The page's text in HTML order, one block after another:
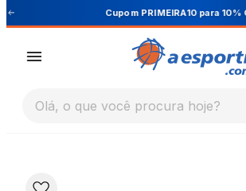
Cupom PRIMEIRA10 para 10%
Olá, o que você procura hoje?